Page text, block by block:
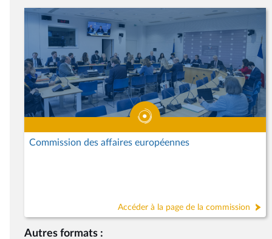
Commission des affaires européennes
Accéder à la page de la commission
Autres formats :